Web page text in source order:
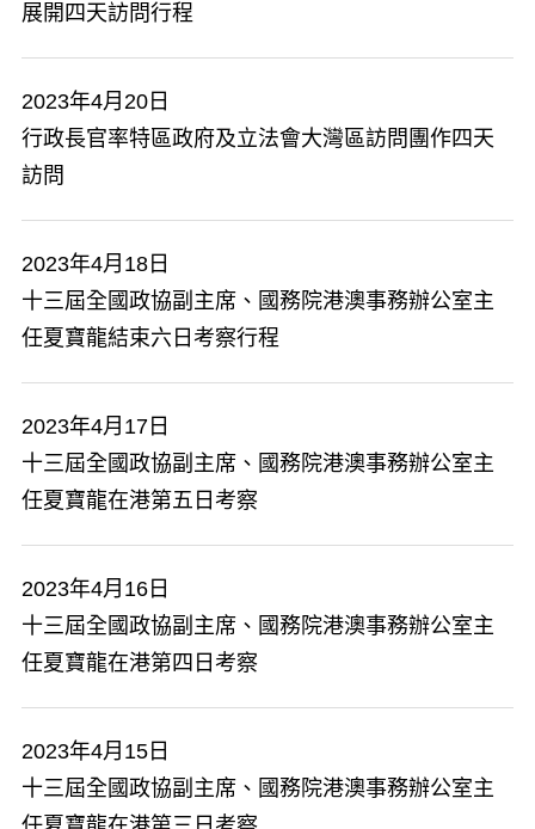
展開四天訪問行程
2023年4月20日
行政長官率特區政府及立法會大灣區訪問團作四天
訪問
2023年4月18日
十三屆全國政協副主席、國務院港澳事務辦公室主
任夏寶龍結束六日考察行程
2023年4月17日
十三屆全國政協副主席、國務院港澳事務辦公室主
任夏寶龍在港第五日考察
2023年4月16日
十三屆全國政協副主席、國務院港澳事務辦公室主
任夏寶龍在港第四日考察
2023年4月15日
十三屆全國政協副主席、國務院港澳事務辦公室主